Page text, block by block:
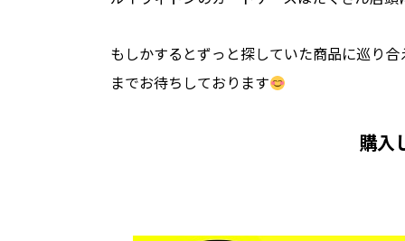
もしかするとずっと探していた商品に巡り
までお待ちしております
購入